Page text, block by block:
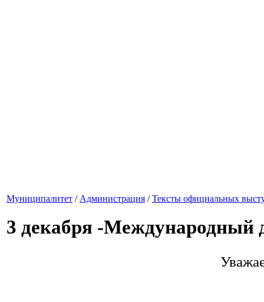
Муниципалитет / Администрация /Тексты официальных
3 декабря -Международный